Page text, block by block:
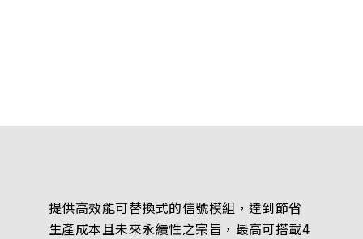
提供高效能可替換式的信號模組，達到節省
生產成本且未來永續性之宗旨，最高可搭載4